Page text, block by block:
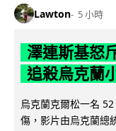
Lawton 5 小時
澤連斯基怒
追殺烏克蘭
烏克蘭克爾松一名
傷，影片由烏克蘭總